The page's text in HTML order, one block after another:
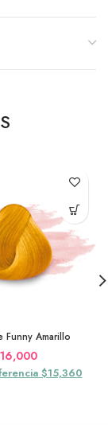
Funny Amarillo
16,000
$15,360